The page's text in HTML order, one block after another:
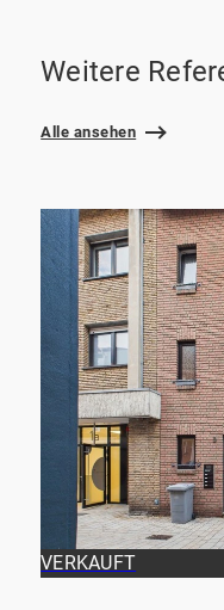
Weitere
Alle ansehen
VERKAUFT